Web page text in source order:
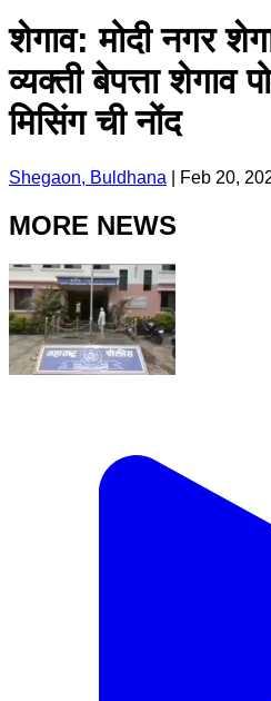
शेगाव: मोदी नगर
व्यक्ती बेपत्ता शेगाव
मिसिंग ची नोंद
Shegaon, Buldhana Feb 20,
MORE NEWS